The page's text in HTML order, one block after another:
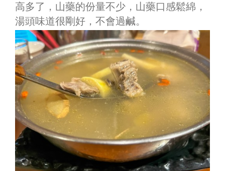
高多了，山藥的份量不少，山藥口感鬆綿，
湯頭味道很剛好，不會過鹹。